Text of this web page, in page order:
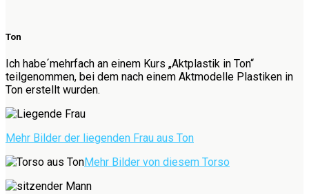
Ton
Ich habe´mehrfach an einem Kurs „Aktplastik in Ton“
teilgenommen, bei dem nach einem Aktmodelle Plastiken in
Ton erstellt wurden.
Mehr Bilder der liegenden Frau aus Ton
Mehr Bilder von diesem Torso